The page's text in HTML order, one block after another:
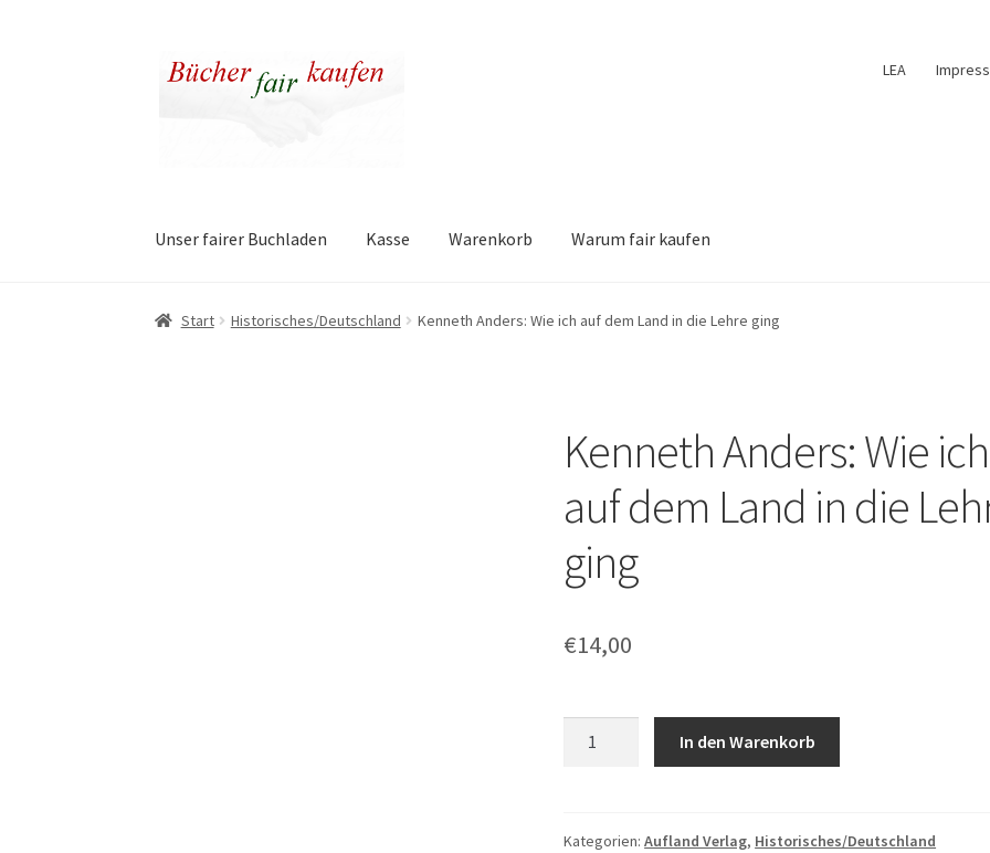
Zur
Navigation
Zum
Inhalt
LEA
Unser fairer Buchladen Kasse Warenkorb Warum fair kaufen
Start Historisches/Deutschland Kenneth Anders: Wie ich auf dem Land in die Lehre ging
Kenneth Anders: Wie ich
auf dem Land in die
ging
€14,00
auf
In den Warenkorb
Kategorien:Aufland Verlag, Historisches/Deutschland